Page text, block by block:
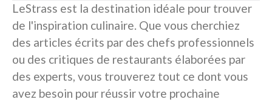
LeStrass est la destination idéale pour trouver
de l'inspiration culinaire. Que vous cherchiez
des articles écrits par des chefs professionnels
ou des critiques de restaurants élaborées par
des experts, vous trouverez tout ce dont vous
avez besoin pour réussir votre prochaine